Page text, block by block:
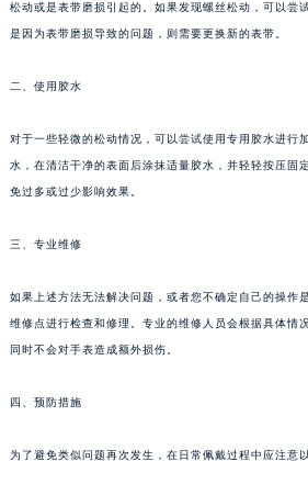
松动或是表带磨损引起的。如果发现螺丝松动，可以尝
是因为表带磨损导致的问题，则需要更换新的表带。
二、使用胶水
对于一些轻微的松动情况，可以尝试使用专用胶水进行
水，在清洁干净的表面后涂抹适量胶水，并轻轻按压固
免过多或过少影响效果。
三、专业维修
如果上述方法无法解决问题，或者您不确定自己的操作
维修点进行检查和修理。专业的维修人员会根据具体情
同时不会对手表造成额外损伤。
四、预防措施
为了避免类似问题再次发生，在日常佩戴过程中应注意